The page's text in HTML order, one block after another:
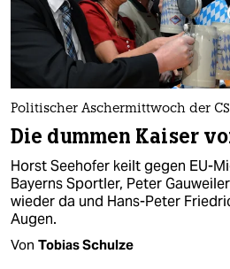
Politischer Aschermittwoch der
Die dummen Kaiser
Horst Seehofer keilt gegen EU-
Bayerns Sportler, Peter
wieder da und Hans-Peter
Augen.
Von Tobias Schulze